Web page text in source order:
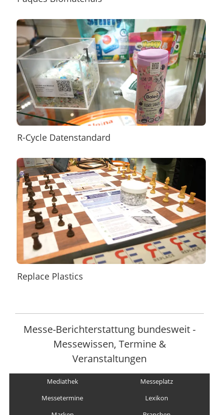
R-Cycle Datenstandard
Replace Plastics
Messe-Berichterstattung bundesweit -
Messewissen, Termine &
Veranstaltungen
Mediathek
Messeplatz
Messetermine
Lexikon